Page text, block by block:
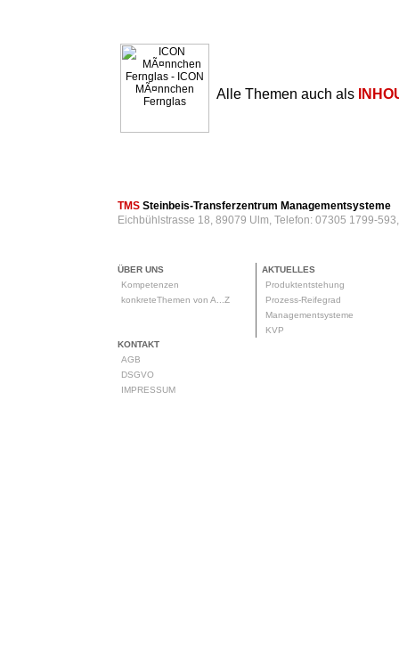
Alle Themen auch als
TMS Steinbeis-Transferzentrum Managementsysteme
Eichbühlstrasse 18, 89079 Ulm, Telefon: 07305 1799-
ÜBER UNS
Kompetenzen
konkreteThemen von A...Z
AKTUELLES
Produktentstehung
Prozess-Reifegrad
Managementsysteme
KVP
KONTAKT
AGB
DSGVO
IMPRESSUM